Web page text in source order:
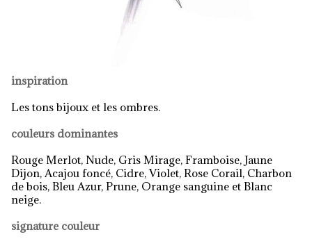
inspiration
Les tons bijoux et les ombres.
couleurs dominantes
Rouge Merlot, Nude, Gris Mirage, Framboise, Jaune
Dijon, Acajou foncé, Cidre, Violet, Rose Corail, Charbon
de bois, Bleu Azur, Prune, Orange sanguine et Blanc
neige.
signature couleur